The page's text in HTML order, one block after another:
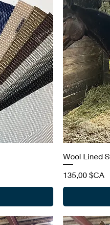
Wool Lined
Prix
135,00 $CA